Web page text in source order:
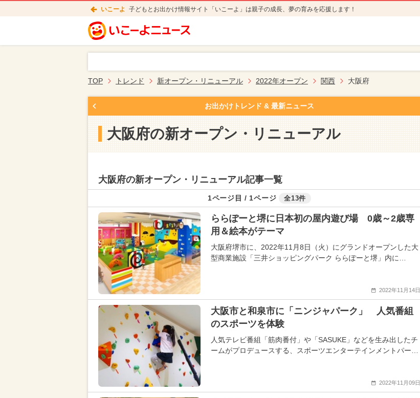
いこーよ 子どもとお出かけ情報サイト「いこーよ」は親子の成長、夢の育みを応援します！
TOP トレンド 新オープン・リニューアル 2022年オープン 関西 大阪府
お出かけトレンド & 最新ニュース
大阪府の新オープン・リニューアル
大阪府の新オープン・リニューアル記事一覧
1ページ目 / 1ページ 全13件
ららぽーと堺に日本初の屋内遊び場 0歳～2歳専
用＆絵本がテーマ
大阪府堺市に、2022年11月8日（火）にグランドオープンした大
型商業施設「三井ショッピングパーク ららぽーと堺」内に…
2022年11月14日
大阪市と和泉市に「ニンジャパーク」 人気番組
のスポーツを体験
人気テレビ番組「筋肉番付」や「SASUKE」などを生み出したチ
ームがプロデュースする、スポーツエンターテインメントパー…
2022年11月09日